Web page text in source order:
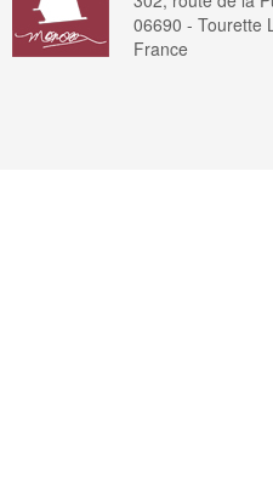
06690 - Tourette
France